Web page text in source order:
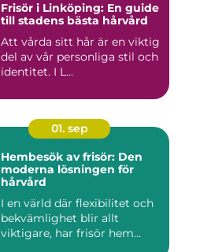
Frisör i Linköping: En guide
till stadens bästa hårvård
Att vårda sitt hår är en viktig
del av vår personliga stil och
identitet. I L...
01. sep
Hembesök av frisör: Den
moderna lösningen för
hårvård
I en värld där flexibilitet och
bekvämlighet blir allt
viktigare, har frisör hem...